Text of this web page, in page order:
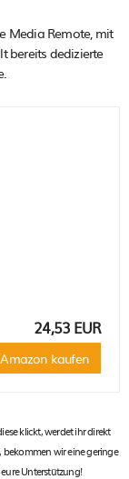
Media Remote, mit
bereits dedizierte
24,53 EUR
kaufen
klickt, werdet ihr direkt
bekommen wir eine geringe
Unterstützung!